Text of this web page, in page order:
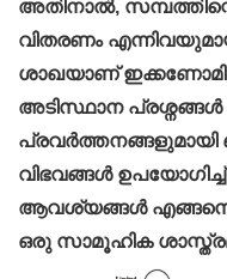
അതിനാൽ,
വിതരണം
ശാഖയാണ്
അടിസ്ഥാന പ്രശ്നങ്ങൾ
പ്രവർത്തനങ്ങളുമായി
വിഭവങ്ങൾ
ആവശ്യങ്ങൾ എങ്ങനെ
ഒരു സാമൂഹിക